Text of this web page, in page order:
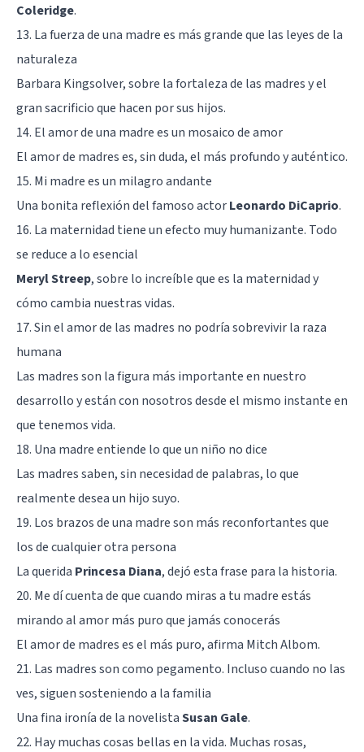
Coleridge.
13. La fuerza de una madre es más grande que las leyes de la
naturaleza
Barbara Kingsolver, sobre la fortaleza de las madres y el
gran sacrificio que hacen por sus hijos.
14. El amor de una madre es un mosaico de amor
El amor de madres es, sin duda, el más profundo y auténtico.
15. Mi madre es un milagro andante
Una bonita reflexión del famoso actorLeonardo DiCaprio.
16. La maternidad tiene un efecto muy humanizante. Todo
se reduce a lo esencial
Meryl Streep, sobre lo increíble que es la maternidad y
cómo cambia nuestras vidas.
17. Sin el amor de las madres no podría sobrevivir la raza
humana
Las madres son la figura más importante en nuestro
desarrollo y están con nosotros desde el mismo instante en
que tenemos vida.
18. Una madre entiende lo que un niño no dice
Las madres saben, sin necesidad de palabras, lo que
realmente desea un hijo suyo.
19. Los brazos de una madre son más reconfortantes que
los de cualquier otra persona
La querida Princesa Diana, dejó esta frase para la historia.
20. Me dí cuenta de que cuando miras a tu madre estás
mirando al amor más puro que jamás conocerás
El amor de madres es el más puro, afirma Mitch Albom.
21. Las madres son como pegamento. Incluso cuando no las
ves, siguen sosteniendo a la familia
Una fina ironía de la novelistaSusan Gale.
22. Hay muchas cosas bellas en la vida. Muchas rosas,